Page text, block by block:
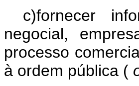
c)fornecer
negocial,
processo
à ordem pública (